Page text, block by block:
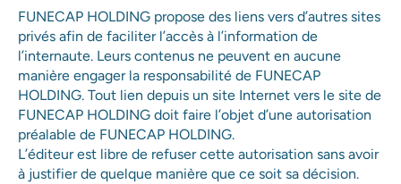
FUNECAP HOLDING propose des liens vers d’autres sites
privés afin de faciliter l’accès à l’information de
l’internaute. Leurs contenus ne peuvent en aucune
manière engager la responsabilité de FUNECAP
HOLDING. Tout lien depuis un site Internet vers le site de
FUNECAP HOLDING doit faire l’objet d’une autorisation
préalable de FUNECAP HOLDING.
L’éditeur est libre de refuser cette autorisation sans avoir
à justifier de quelque manière que ce soit sa décision.